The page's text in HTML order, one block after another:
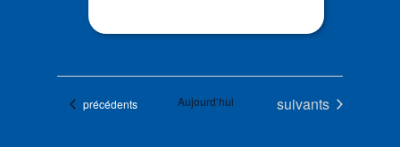
Évènements
précédents Aujourd’hui Évènements
suivants